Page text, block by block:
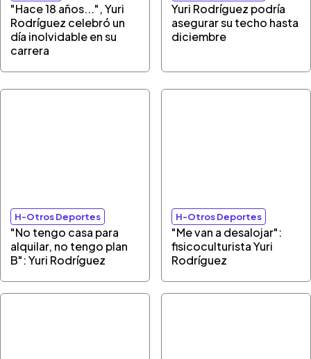
"Hace 18 años...", Yuri
Rodríguez celebró un
día inolvidable en su
carrera
Yuri Rodríguez podría
asegurar su techo hasta
diciembre
H-Otros Deportes
"No tengo casa para
alquilar, no tengo plan
B": Yuri Rodríguez
H-Otros Deportes
"Me van a desalojar":
fisicoculturista Yuri
Rodríguez